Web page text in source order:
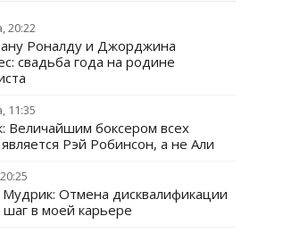
20:22
Роналду и Джорджина
свадьба года на родине
11:35
Величайшим боксером всех
Рэй Робинсон, а не Али
Отмена дисквалификации
в моей карьере